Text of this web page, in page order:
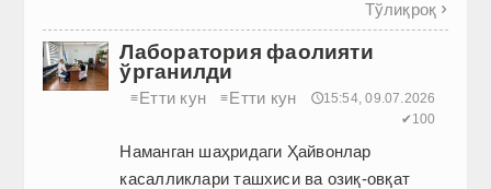
Тўлиқроқ 
Лаборатория фаолияти
ўрганилди
≡Етти кун ≡Етти кун
🕔15:54, 09.07.2026
✔100
Наманган шаҳридаги Ҳайвонлар
касалликлари ташхиси ва озиқ-овқат